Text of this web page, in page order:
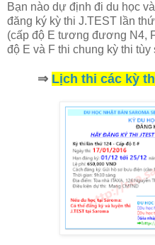
Bạn nào dự định đi du học
đăng ký kỳ thi J.TEST lần
(cấp độ E tương đương N4,
độ E và F thi chung kỳ thi
⇒ Lịch thi các kỳ